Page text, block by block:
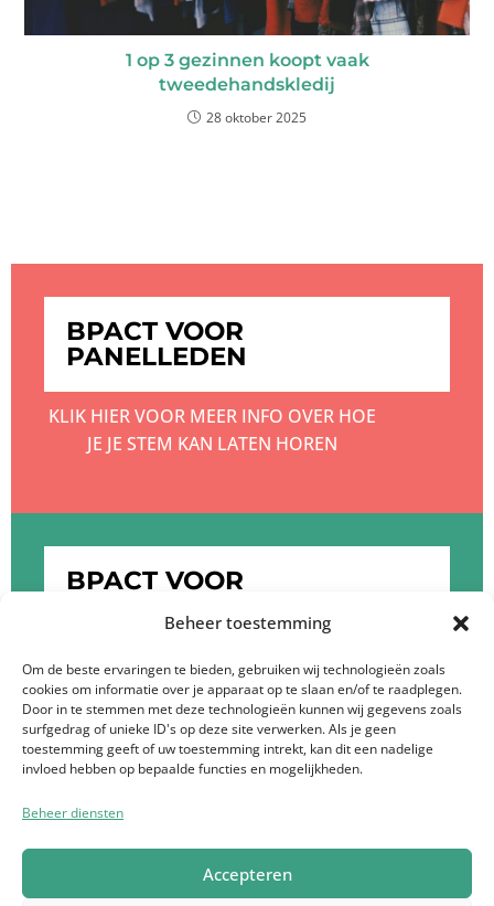
Beheer toestemming
Om de beste ervaringen te bieden, gebruiken wij technologieën zoals
cookies om informatie over je apparaat op te slaan en/of te raadplegen.
Door in te stemmen met deze technologieën kunnen wij gegevens zoals
surfgedrag of unieke ID's op deze site verwerken. Als je geen
toestemming geeft of uw toestemming intrekt, kan dit een nadelige
invloed hebben op bepaalde functies en mogelijkheden.
Beheer diensten
Accepteren
1 op 3 gezinnen koopt vaak
tweedehandskledij
28 oktober 2025
BPACT VOOR
PANELLEDEN
KLIK HIER VOOR MEER INFO OVER HOE
JE JE STEM KAN LATEN HOREN
BPACT VOOR
KLIK HIER OM MEER TE WETEN OVER DE
DIENSTEN VAN BPACT
Privacyverklaring Bpact Ik doe mee